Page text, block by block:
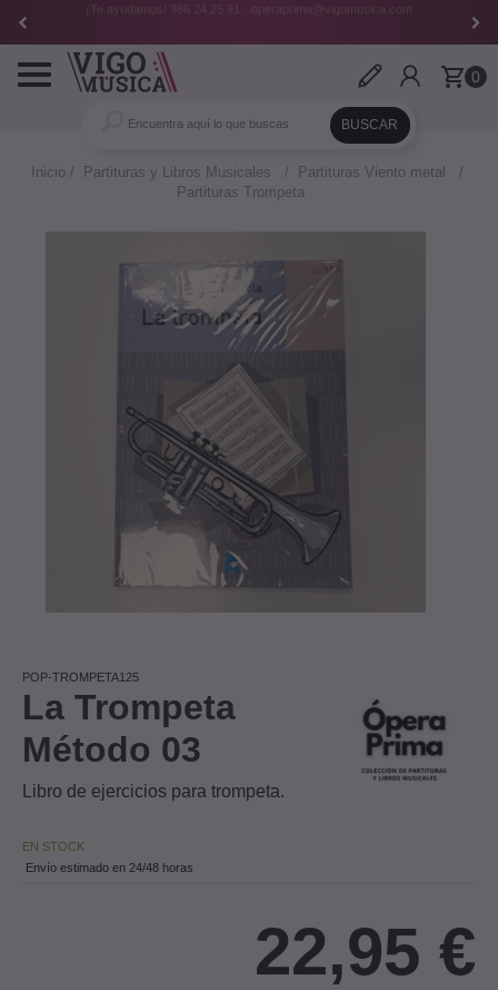
¡Te ayudamos! 986 24 25 91 operaprima@vigomusica.com
0
Toggle
navigation
Inicio Partituras y Libros Musicales
Partituras Viento metal
Partituras Trompeta
POP-TROMPETA125
La Trompeta
Método 03
Libro de ejercicios para trompeta.
EN STOCK
Envío estimado en 24/48 horas
22,95 €